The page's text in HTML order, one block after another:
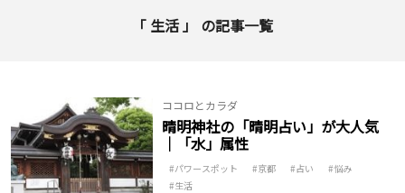
「 生活 」 の記事一覧
ココロとカラダ
晴明神社の「晴明占い」が大人気
│「水」属性
パワースポット 京都 占い
悩み
生活